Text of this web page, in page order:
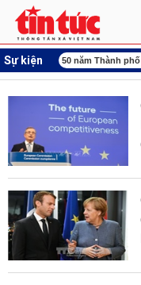
Sự kiện
50 năm Thành phố mang tên